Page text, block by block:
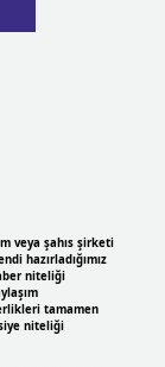
veya şahıs şirketi
hazırladığımız
niteliği
tamamen
niteliği